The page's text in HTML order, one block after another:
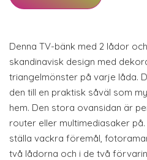
Denna TV-bänk med 2 lådor
skandinavisk design med
triangelmönster på varje låda.
den till en praktisk såväl som
hem. Den stora ovansidan är
router eller multimediasaker
ställa vackra föremål,
två lådorna och i de två